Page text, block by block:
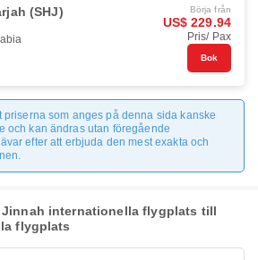
(SHJ) Börja från
US$ 229.94
Pris/ Pax
Bok
priserna som anges på denna sida kanske
och kan ändras utan föregående
efter att erbjuda den mest exakta och
internationella flygplats till
flygplats